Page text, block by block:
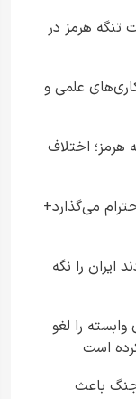
تنگه هرمز در
علمی و
هرمز؛ اختلاف
می‌گذارد+
ایران را نگه
را لغو
است
باعث